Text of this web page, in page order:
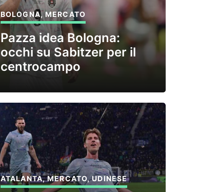
BOLOGNA,MERCATO
Pazza idea Bologna:
occhi su Sabitzer per il
centrocampo
ATALANTA,MERCATO,UDINESE